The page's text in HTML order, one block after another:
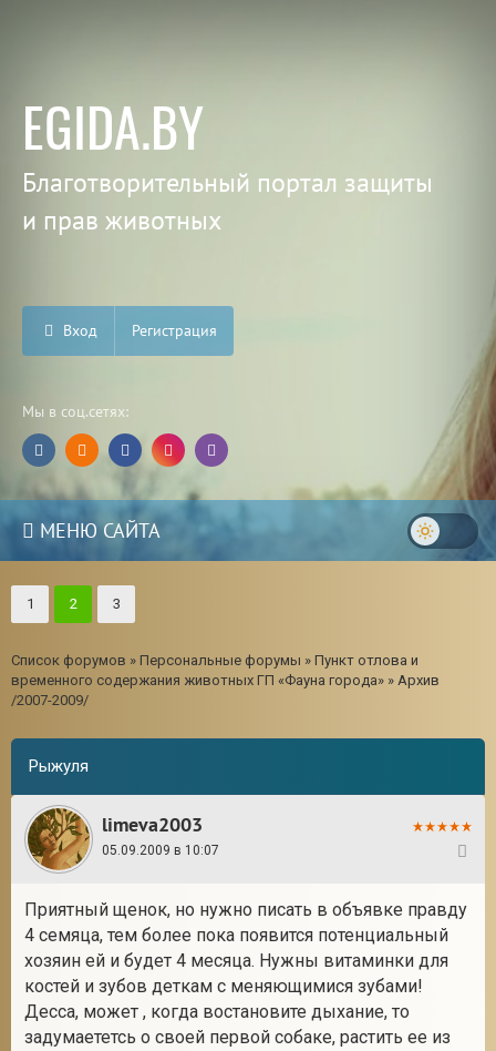
EGIDA.BY
Благотворительный портал защиты
и прав животных
Вход Регистрация
Мы в соц.сетях:
МЕНЮ САЙТА
1 2 3
Список форумов » Персональные форумы » Пункт отлова и
временного содержания животных ГП «Фауна города» » Архив
/2007-2009/
Рыжуля
limeva2003
05.09.2009 в 10:07
Приятный щенок, но нужно писать в объявке правду
4 семяца, тем более пока появится потенциальный
хозяин ей и будет 4 месяца. Нужны витаминки для
костей и зубов деткам с меняющимися зубами!
Десса, может , когда востановите дыхание, то
задумаететсь о своей первой собаке, растить ее из